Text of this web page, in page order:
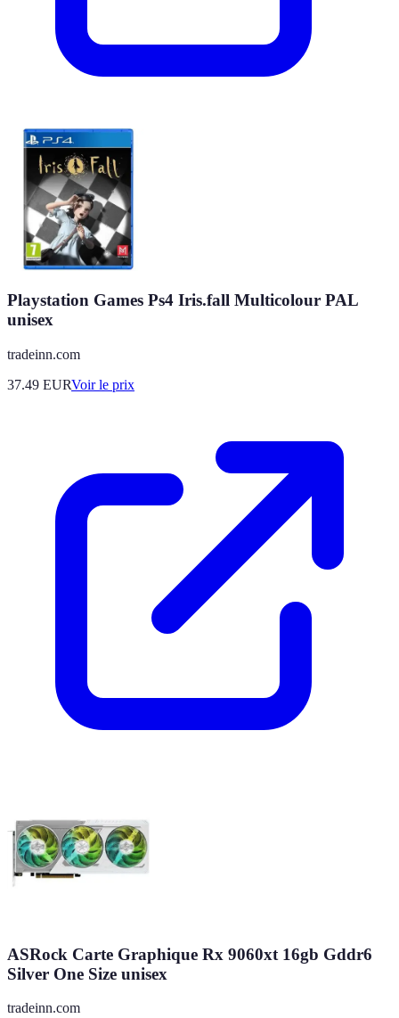
Playstation Games Ps4 Iris.fall Multicolour PAL
unisex
tradeinn.com
37.49 EURVoir le prix
ASRock Carte Graphique Rx 9060xt 16gb Gddr6
Silver One Size unisex
tradeinn.com